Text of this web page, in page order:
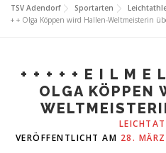
TSV Adendorf Sportarten
+ + Olga Köppen wird Hallen-Weltmeisterin
+ + + + + E I L M E
OLGA KÖPPEN
VERÖFFENTLICHT AM 28.